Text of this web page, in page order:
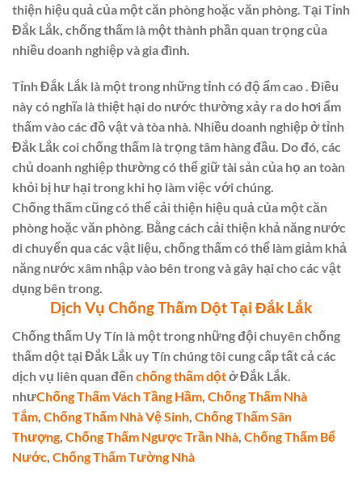
thiện hiệu quả của một căn phòng hoặc văn phòng. Tại Tỉnh
Đắk Lắk, chống thấm là một thành phần quan trọng của
nhiều doanh nghiệp và gia đình.
Tỉnh Đắk Lắk là một trong những tỉnh có độ ẩm cao . Điều
này có nghĩa là thiệt hại do nước thường xảy ra do hơi ẩm
thấm vào các đồ vật và tòa nhà. Nhiều doanh nghiệp ở tỉnh
Đắk Lắk coi chống thấm là trọng tâm hàng đầu. Do đó, các
chủ doanh nghiệp thường có thể giữ tài sản của họ an toàn
khỏi bị hư hại trong khi họ làm việc với chúng.
Chống thấm cũng có thể cải thiện hiệu quả của một căn
phòng hoặc văn phòng. Bằng cách cải thiện khả năng nước
di chuyển qua các vật liệu, chống thấm có thể làm giảm khả
năng nước xâm nhập vào bên trong và gây hại cho các vật
dụng bên trong.
Dịch Vụ Chống Thấm Dột Tại Đắk Lắk
Chống thấm Uy Tín là một trong những đội chuyên chống
thấm dột tại Đắk Lắk uy Tín chúng tôi cung cấp tất cả các
dịch vụ liên quan đếnchống thấm dộtở Đắk Lắk.
nhưChống Thấm Vách Tầng Hầm, Chống Thấm Nhà
Tắm, Chống Thấm Nhà Vệ Sinh, Chống Thấm Sân
Thượng, Chống Thấm Ngược Trần Nhà, Chống Thấm Bể
Nước, Chống Thấm Tường Nhà